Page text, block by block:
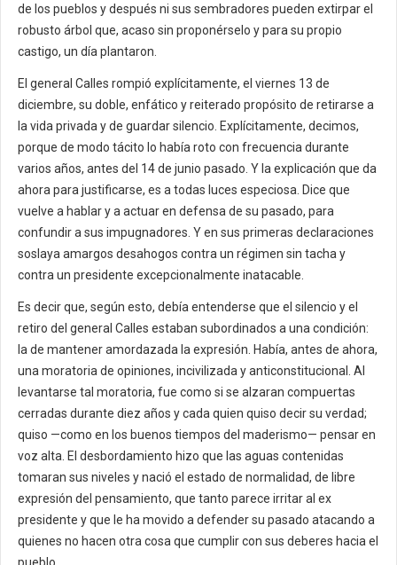
de los pueblos y después ni sus sembradores pueden extirpar el
robusto árbol que, acaso sin proponérselo y para su propio
castigo, un día plantaron.
El general Calles rompió explícitamente, el viernes 13 de
diciembre, su doble, enfático y reiterado propósito de retirarse a
la vida privada y de guardar silencio. Explícitamente, decimos,
porque de modo tácito lo había roto con frecuencia durante
varios años, antes del 14 de junio pasado. Y la explicación que da
ahora para justificarse, es a todas luces especiosa. Dice que
vuelve a hablar y a actuar en defensa de su pasado, para
confundir a sus impugnadores. Y en sus primeras declaraciones
soslaya amargos desahogos contra un régimen sin tacha y
contra un presidente excepcionalmente inatacable.
Es decir que, según esto, debía entenderse que el silencio y el
retiro del general Calles estaban subordinados a una condición:
la de mantener amordazada la expresión. Había, antes de ahora,
una moratoria de opiniones, incivilizada y anticonstitucional. Al
levantarse tal moratoria, fue como si se alzaran compuertas
cerradas durante diez años y cada quien quiso decir su verdad;
quiso —como en los buenos tiempos del maderismo— pensar en
voz alta. El desbordamiento hizo que las aguas contenidas
tomaran sus niveles y nació el estado de normalidad, de libre
expresión del pensamiento, que tanto parece irritar al ex
presidente y que le ha movido a defender su pasado atacando a
quienes no hacen otra cosa que cumplir con sus deberes hacia el
pueblo.